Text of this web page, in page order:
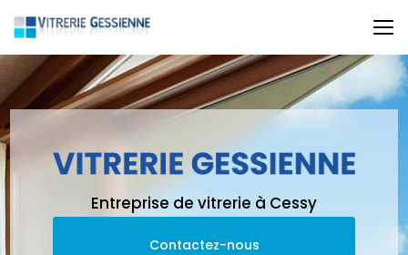
au
contenu
principal
Entreprise de vitrerie à Cessy
Contactez-nous